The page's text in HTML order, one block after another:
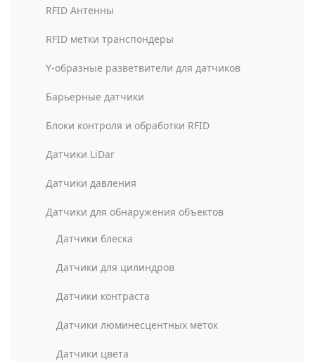
RFID Антенны
RFID метки транспондеры
Y-образные разветвители для датчиков
Барьерные датчики
Блоки контроля и обработки RFID
Датчики LiDar
Датчики давления
Датчики для обнаружения объектов
Датчики блеска
Датчики для цилиндров
Датчики контраста
Датчики люминесцентных меток
Датчики цвета